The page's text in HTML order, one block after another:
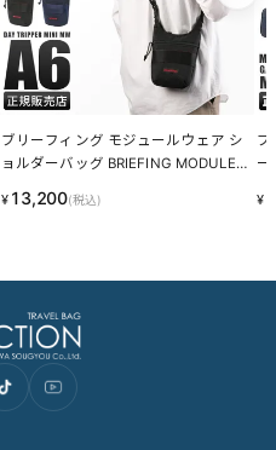
ブリーフィング モジュールウェア シ
ョルダーバッグ BRIEFING MODULEW
¥ 13,200(税込)
ブ
ー
¥